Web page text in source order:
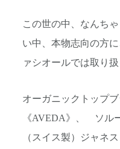
この世の中、なんち
い中、本物志向の方
ァシオールでは取り扱
オーガニックトップ
《AVEDA》、 ソル
（スイス製）ジャネ